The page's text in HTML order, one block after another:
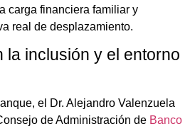
carga financiera familiar y
real de desplazamiento.
la inclusión y el entorno
el Dr. Alejandro Valenzuela
de Administración de Banco